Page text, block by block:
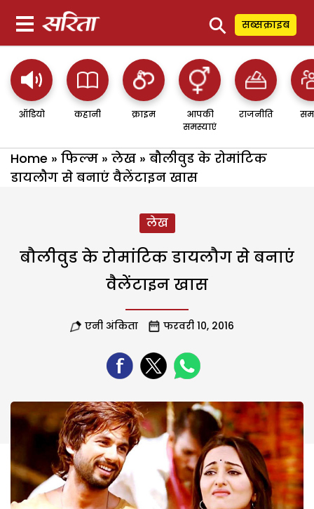
⚲ सब्सक्राइब
ऑडियो कहानी क्राइम
आपकी
समस्याएं
राजनीति
Home » फिल्म » लेख » बौलीवुड के रोमांटिक
डायलौग से बनाएं वैलेंटाइन खास
लेख
बौलीवुड के रोमांटिक डायलौग से बनाएं
वैलेंटाइन खास
एनी अंकिता फरवरी 10, 2016